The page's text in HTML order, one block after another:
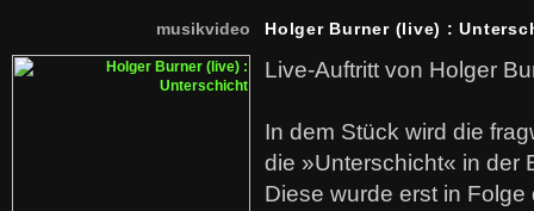
musikvideo Holger Burner (live) :
Live-Auftritt von Holger
In dem Stück wird die
die »Unterschicht« in der
Diese wurde erst in